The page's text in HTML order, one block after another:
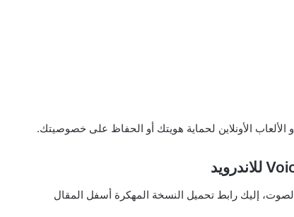
الألعاب الأونلاين لحماية هويتك أو الحفاظ على خصوصيتك.
إليك رابط تحميل النسخة المهكرة أسفل المقال